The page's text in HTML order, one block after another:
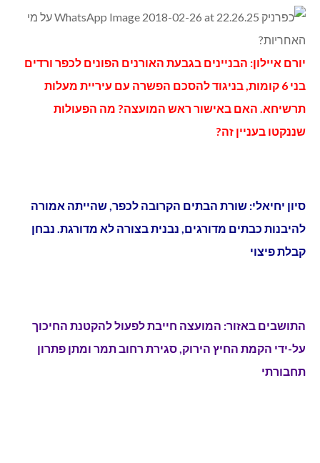
יורם איילון: הבניינים בגבעת האורנים הפונים לכפר ורדים
בני 6 קומות, בניגוד להסכם הפשרה עם עיריית מעלות
תרשיחא. האם באישור ראש המועצה? מה הפעולות
שננקטו בעניין זה?
סיון יחיאלי: שורת הבתים הקרובה לכפר, שהייתה אמורה
להיבנות כבתים מדורגים, נבנית בצורה לא מדורגת. נבחן
קבלת פיצוי
התושבים באזור: המועצה חייבת לפעול להקטנת החיכוך
על-ידי הקמת החיץ הירוק, סגירת רחוב תמר ומתן פתרון
תחבורתי